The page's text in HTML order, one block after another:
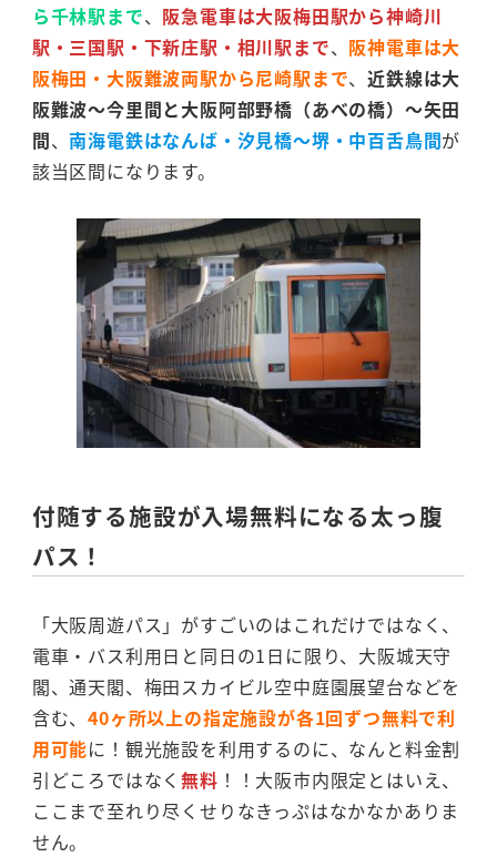
ら千林駅まで、 阪急電車は大阪梅田駅から神崎川
駅・三国駅・下新庄駅・相川駅まで、 阪神電車は大
阪梅田・大阪難波両駅から尼崎駅まで、近鉄線は大
阪難波～今里間と大阪阿部野橋（あべの橋）～矢田
間、 南海電鉄はなんば・汐見橋～堺・中百舌鳥間が
該当区間になります。
付随する施設が入場無料になる太っ腹
パス！
「大阪周遊パス」がすごいのはこれだけではなく、
電車・バス利用日と同日の1日に限り、大阪城天守
閣、通天閣、梅田スカイビル空中庭園展望台などを
含む、40ヶ所以上の指定施設が各1回ずつ無料で利
用可能に！観光施設を利用するのに、なんと料金割
引どころではなく無料 ！！大阪市内限定とはいえ、
ここまで至れり尽くせりなきっぷはなかなかありま
せん。